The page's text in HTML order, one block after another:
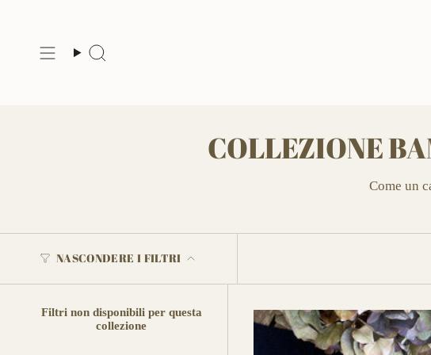
Cerca
COLLEZIONE
Come un
NASCONDERE I FILTRI
Filtri non disponibili per questa
collezione